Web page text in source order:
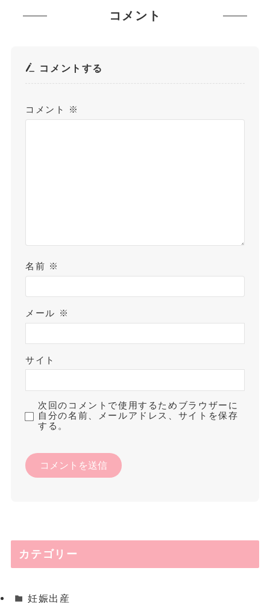
コメント
コメントする
コメント ※
名前 ※
メール ※
サイト
次回のコメントで使用するためブラウザーに
自分の名前、メールアドレス、サイトを保存
する。
カテゴリー
妊娠出産